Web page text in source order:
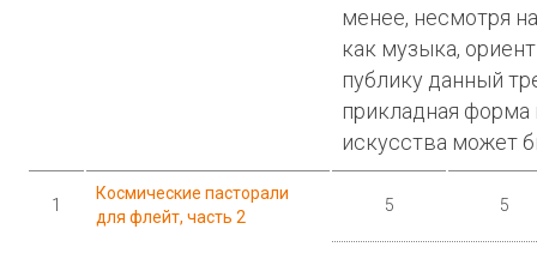
менее, несмотря
как музыка,
публику данный
прикладная
искусства может
1
Космические пасторали
для флейт, часть 2
5 5